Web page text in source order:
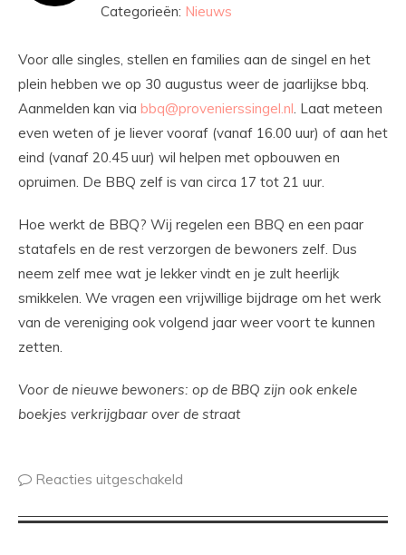
Categorieën: Nieuws
Voor alle singles, stellen en families aan de singel en het
plein hebben we op 30 augustus weer de jaarlijkse bbq.
Aanmelden kan via bbq@provenierssingel.nl. Laat meteen
even weten of je liever vooraf (vanaf 16.00 uur) of aan het
eind (vanaf 20.45 uur) wil helpen met opbouwen en
opruimen. De BBQ zelf is van circa 17 tot 21 uur.
Hoe werkt de BBQ? Wij regelen een BBQ en een paar
statafels en de rest verzorgen de bewoners zelf. Dus
neem zelf mee wat je lekker vindt en je zult heerlijk
smikkelen. We vragen een vrijwillige bijdrage om het werk
van de vereniging ook volgend jaar weer voort te kunnen
zetten.
Voor de nieuwe bewoners: op de BBQ zijn ook enkele
boekjes verkrijgbaar over de straat
Reacties uitgeschakeld